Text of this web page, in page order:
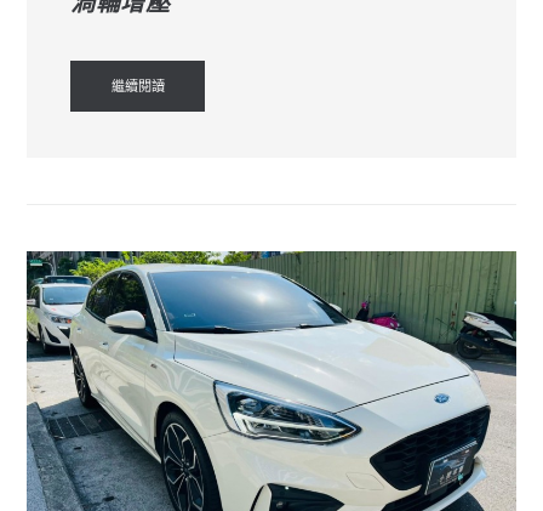
繼續閱讀